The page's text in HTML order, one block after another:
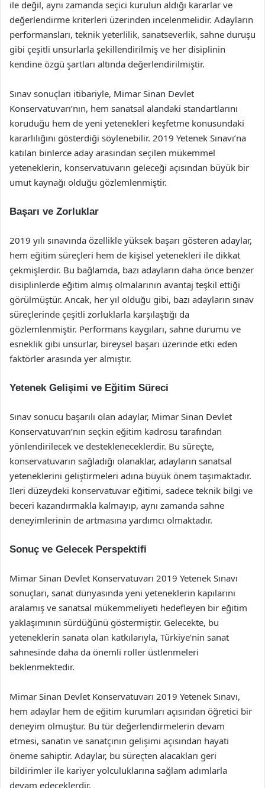
ile değil, aynı zamanda seçici kurulun aldığı kararlar ve
değerlendirme kriterleri üzerinden incelenmelidir. Adayların
performansları, teknik yeterlilik, sanatseverlik, sahne duruşu
gibi çeşitli unsurlarla şekillendirilmiş ve her disiplinin
kendine özgü şartları altında değerlendirilmiştir.
Sınav sonuçları itibariyle, Mimar Sinan Devlet
Konservatuvarı’nın, hem sanatsal alandaki standartlarını
koruduğu hem de yeni yetenekleri keşfetme konusundaki
kararlılığını gösterdiği söylenebilir. 2019 Yetenek Sınavı’na
katılan binlerce aday arasından seçilen mükemmel
yeteneklerin, konservatuvarın geleceği açısından büyük bir
umut kaynağı olduğu gözlemlenmiştir.
Başarı ve Zorluklar
2019 yılı sınavında özellikle yüksek başarı gösteren adaylar,
hem eğitim süreçleri hem de kişisel yetenekleri ile dikkat
çekmişlerdir. Bu bağlamda, bazı adayların daha önce benzer
disiplinlerde eğitim almış olmalarının avantaj teşkil ettiği
görülmüştür. Ancak, her yıl olduğu gibi, bazı adayların sınav
süreçlerinde çeşitli zorluklarla karşılaştığı da
gözlemlenmiştir. Performans kaygıları, sahne durumu ve
esneklik gibi unsurlar, bireysel başarı üzerinde etki eden
faktörler arasında yer almıştır.
Yetenek Gelişimi ve Eğitim Süreci
Sınav sonucu başarılı olan adaylar, Mimar Sinan Devlet
Konservatuvarı’nın seçkin eğitim kadrosu tarafından
yönlendirilecek ve destekleneceklerdir. Bu süreçte,
konservatuvarın sağladığı olanaklar, adayların sanatsal
yeteneklerini geliştirmeleri adına büyük önem taşımaktadır.
İleri düzeydeki konservatuvar eğitimi, sadece teknik bilgi ve
beceri kazandırmakla kalmayıp, aynı zamanda sahne
deneyimlerinin de artmasına yardımcı olmaktadır.
Sonuç ve Gelecek Perspektifi
Mimar Sinan Devlet Konservatuvarı 2019 Yetenek Sınavı
sonuçları, sanat dünyasında yeni yeteneklerin kapılarını
aralamış ve sanatsal mükemmeliyeti hedefleyen bir eğitim
yaklaşımının sürdüğünü göstermiştir. Gelecekte, bu
yeteneklerin sanata olan katkılarıyla, Türkiye’nin sanat
sahnesinde daha da önemli roller üstlenmeleri
beklenmektedir.
Mimar Sinan Devlet Konservatuvarı 2019 Yetenek Sınavı,
hem adaylar hem de eğitim kurumları açısından öğretici bir
deneyim olmuştur. Bu tür değerlendirmelerin devam
etmesi, sanatın ve sanatçının gelişimi açısından hayati
öneme sahiptir. Adaylar, bu süreçten alacakları geri
bildirimler ile kariyer yolculuklarına sağlam adımlarla
devam edeceklerdir.